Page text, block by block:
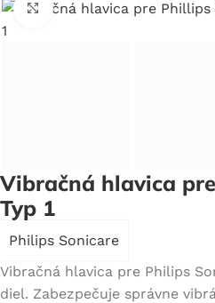
Click to enlarge
Vibračná hlavica
Typ 1
Philips Sonicare
Vibračná hlavica pre Philips
diel. Zabezpečuje správne